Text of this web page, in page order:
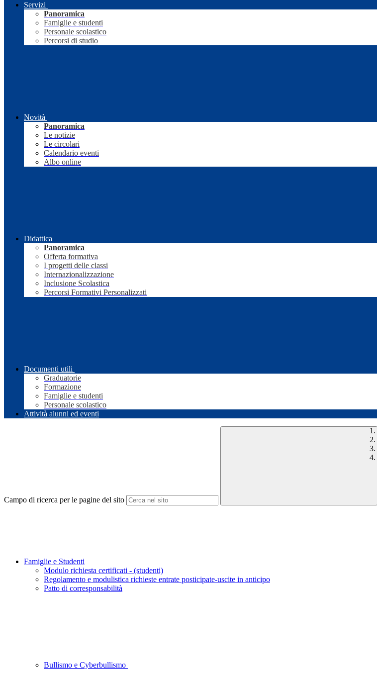
Servizi
Panoramica
Famiglie e studenti
Personale scolastico
Percorsi di studio
Novità
Panoramica
Le notizie
Le circolari
Calendario eventi
Albo online
Didattica
Panoramica
Offerta formativa
I progetti delle classi
Internazionalizzazione
Inclusione Scolastica
Percorsi Formativi Personalizzati
Documenti utili
Graduatorie
Formazione
Famiglie e studenti
Personale scolastico
Attività alunni ed eventi
Campo di ricerca per le pagine del sito
Famiglie e Studenti
Modulo richiesta certificati - (studenti)
Regolamento e modulistica richieste entrate posticipate-uscite in anticipo
Patto di corresponsabilità
Bullismo e Cyberbullismo